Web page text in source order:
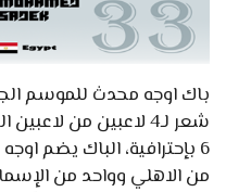
باك اوجه محدث للموسم
من الاهلي وواحد من